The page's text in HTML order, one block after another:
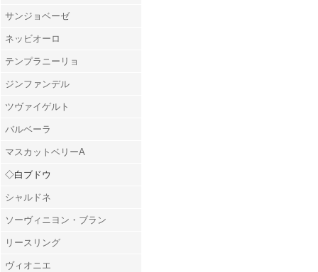
サンジョベーゼ
ネッビオーロ
テンプラニーリョ
ジンファンデル
ツヴァイゲルト
バルベーラ
マスカットベリーA
◇白ブドウ
シャルドネ
ソーヴィニヨン・ブラン
リースリング
ヴィオニエ